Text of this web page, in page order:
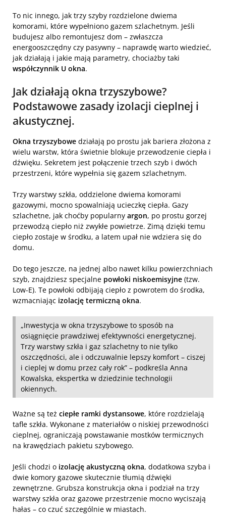
To nic innego, jak trzy szyby rozdzielone dwiema
komorami, które wypełniono gazem szlachetnym. Jeśli
budujesz albo remontujesz dom – zwłaszcza
energooszczędny czy pasywny – naprawdę warto wiedzieć,
jak działają i jakie mają parametry, chociażby taki
współczynnik U okna.
Jak działają okna trzyszybowe?
Podstawowe zasady izolacji cieplnej i
akustycznej.
Okna trzyszybowe działają po prostu jak bariera złożona z
wielu warstw, która świetnie blokuje przewodzenie ciepła i
dźwięku. Sekretem jest połączenie trzech szyb i dwóch
przestrzeni, które wypełnia się gazem szlachetnym.
Trzy warstwy szkła, oddzielone dwiema komorami
gazowymi, mocno spowalniają ucieczkę ciepła. Gazy
szlachetne, jak choćby popularny argon, po prostu gorzej
przewodzą ciepło niż zwykłe powietrze. Zimą dzięki temu
ciepło zostaje w środku, a latem upał nie wdziera się do
domu.
Do tego jeszcze, na jednej albo nawet kilku powierzchniach
szyb, znajdziesz specjalne powłoki niskoemisyjne (tzw.
Low-E). Te powłoki odbijają ciepło z powrotem do środka,
wzmacniając izolację termiczną okna.
„Inwestycja w okna trzyszybowe to sposób na
osiągnięcie prawdziwej efektywności energetycznej.
Trzy warstwy szkła i gaz szlachetny to nie tylko
oszczędności, ale i odczuwalnie lepszy komfort – ciszej
i cieplej w domu przez cały rok” – podkreśla Anna
Kowalska, ekspertka w dziedzinie technologii
okiennych.
Ważne są też ciepłe ramki dystansowe, które rozdzielają
tafle szkła. Wykonane z materiałów o niskiej przewodności
cieplnej, ograniczają powstawanie mostków termicznych
na krawędziach pakietu szybowego.
Jeśli chodzi o izolację akustyczną okna, dodatkowa szyba i
dwie komory gazowe skutecznie tłumią dźwięki
zewnętrzne. Grubsza konstrukcja okna i podział na trzy
warstwy szkła oraz gazowe przestrzenie mocno wyciszają
hałas – co czuć szczególnie w miastach.